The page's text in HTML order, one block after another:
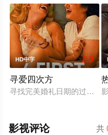
HD中字 2.0
寻爱四次方
寻找完美婚礼日期的过程，
共
影视评论